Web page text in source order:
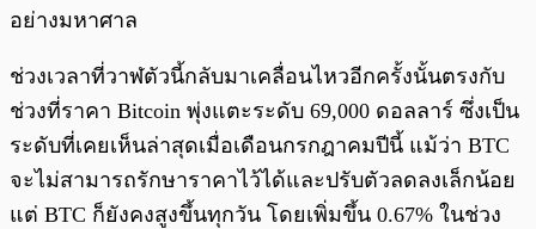
อย่างมหาศาล
ช่วงเวลาที่วาฬตัวนี้กลับมาเคลื่อนไหวอีกครั้งนั้นตรงกับ
ช่วงที่ราคา Bitcoin พุ่งแตะระดับ 69,000 ดอลลาร์ ซึ่งเป็น
ระดับที่เคยเห็นล่าสุดเมื่อเดือนกรกฎาคมปีนี้ แม้ว่า BTC
จะไม่สามารถรักษาราคาไว้ได้และปรับตัวลดลงเล็กน้อย
แต่ BTC ก็ยังคงสูงขึ้นทุกวัน โดยเพิ่มขึ้น 0.67% ในช่วง